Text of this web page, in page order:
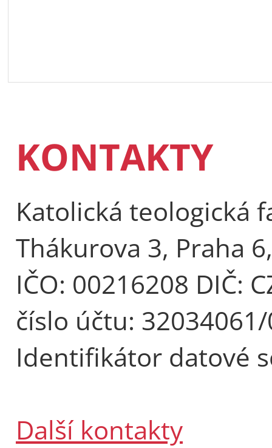
KONTAKTY
Katolická teologická
Thákurova 3, Praha
IČO: 00216208 DIČ:
číslo účtu:
Identifikátor datové
Další kontakty